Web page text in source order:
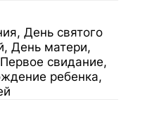
День святого
День матери,
свидание,
ребенка,